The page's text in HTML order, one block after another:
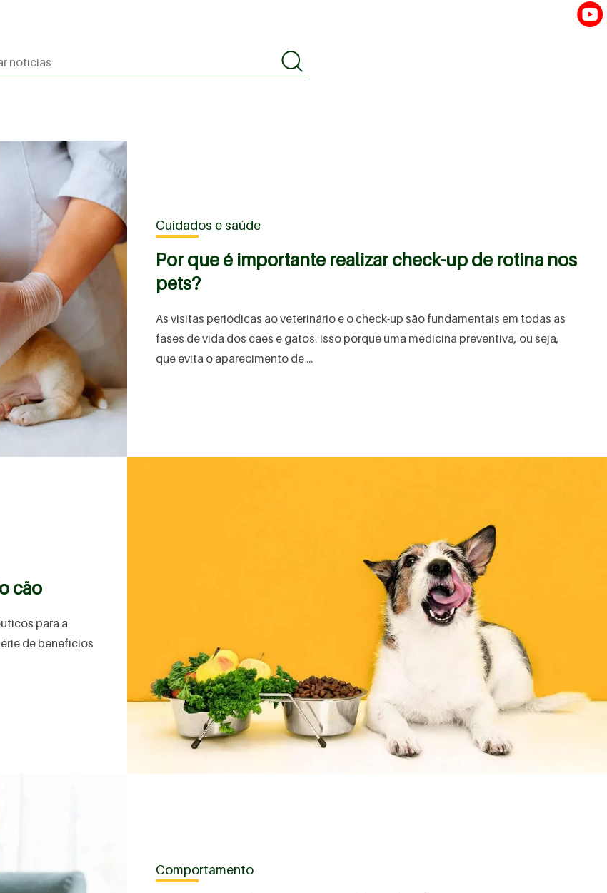
Cuidados e saúde
Por que é importante realizar check-up de rotina nos
pets?
As visitas periódicas ao veterinário e o check-up são fundamentais em todas as
fases de vida dos cães e gatos. Isso porque uma medicina preventiva, ou seja,
que evita o aparecimento de ...
cão
para a
de benefícios
Comportamento